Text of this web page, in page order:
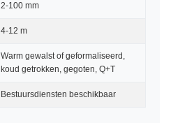
2-100 mm
4-12 m
Warm gewalst of geformaliseerd,
koud getrokken, gegoten, Q+T
Bestuursdiensten beschikbaar